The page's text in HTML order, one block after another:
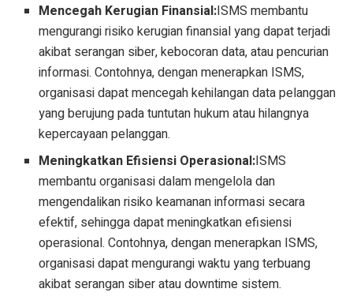
Mencegah Kerugian Finansial:ISMS membantu
mengurangi risiko kerugian finansial yang dapat terjadi
akibat serangan siber, kebocoran data, atau pencurian
informasi. Contohnya, dengan menerapkan ISMS,
organisasi dapat mencegah kehilangan data pelanggan
yang berujung pada tuntutan hukum atau hilangnya
kepercayaan pelanggan.
Meningkatkan Efisiensi Operasional:ISMS
membantu organisasi dalam mengelola dan
mengendalikan risiko keamanan informasi secara
efektif, sehingga dapat meningkatkan efisiensi
operasional. Contohnya, dengan menerapkan ISMS,
organisasi dapat mengurangi waktu yang terbuang
akibat serangan siber atau downtime sistem.